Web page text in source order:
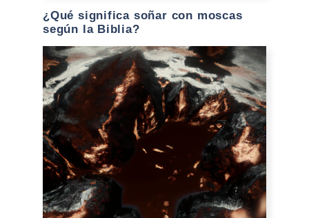
¿Qué significa soñar con moscas
según la Biblia?